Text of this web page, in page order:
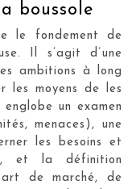
boussole
le fondement de
Il s’agit d’une
ambitions à long
les moyens de les
un examen
menaces), une
les besoins et
et la définition
de marché, de